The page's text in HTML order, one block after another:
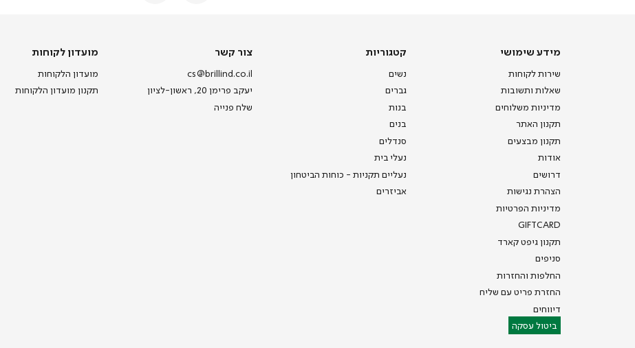
מידע שימושי
שירות לקוחות
שאלות ותשובות
מדיניות משלוחים
תקנון האתר
תקנון מבצעים
אודות
דרושים
הצהרת נגישות
מדיניות הפרטיות
GIFTCARD
תקנון גיפט קארד
סניפים
החלפות והחזרות
החזרת פריט עם שליח
דיווחים
ביטול עסקה
קטגוריות
נשים
גברים
בנות
בנים
סנדלים
נעלי בית
נעליים תקניות - כוחות הביטחון
אביזרים
צור קשר
cs@brillind.co.il
יעקב פרימן 20, ראשון-לציון
שלח פנייה
מועדון לקוחות
מועדון הלקוחות
תקנון מועדון הלקוחות